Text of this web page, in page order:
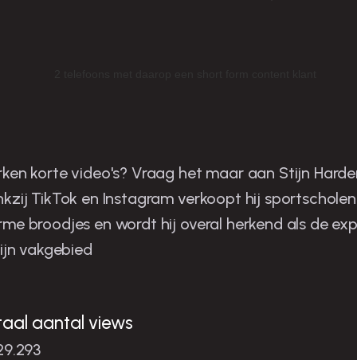
is de man in zijn niche
korte video's? Vraag het maar aan Stijn
TikTok en Instagram verkoopt hij
broodjes en wordt hij overal herkend als de
vakgebied
aantal views